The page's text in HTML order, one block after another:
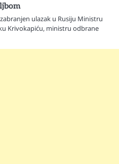
ulazak u Rusiju Ministru
Krivokapiću, ministru odbrane